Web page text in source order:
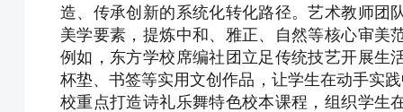
造、传承创新的系统化转化路径。艺术教师团
美学要素，提炼中和、雅正、自然等核心审美
例如，东方学校席编社团立足传统技艺开展生
杯垫、书签等实用文创作品，让学生在动手实
校重点打造诗礼乐舞特色校本课程，组织学生